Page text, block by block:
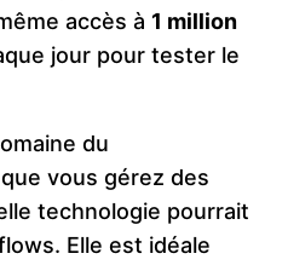
accès à 1 million
jour pour tester le
du
vous gérez des
technologie pourrait
Elle est idéale